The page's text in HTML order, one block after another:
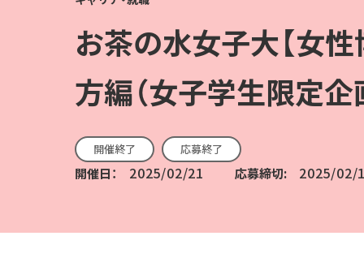
お茶の水女子大【女
方編（女子学生限定企
開催終了 応募終了
開催日： 2025/02/21 応募締切: 2025/02/